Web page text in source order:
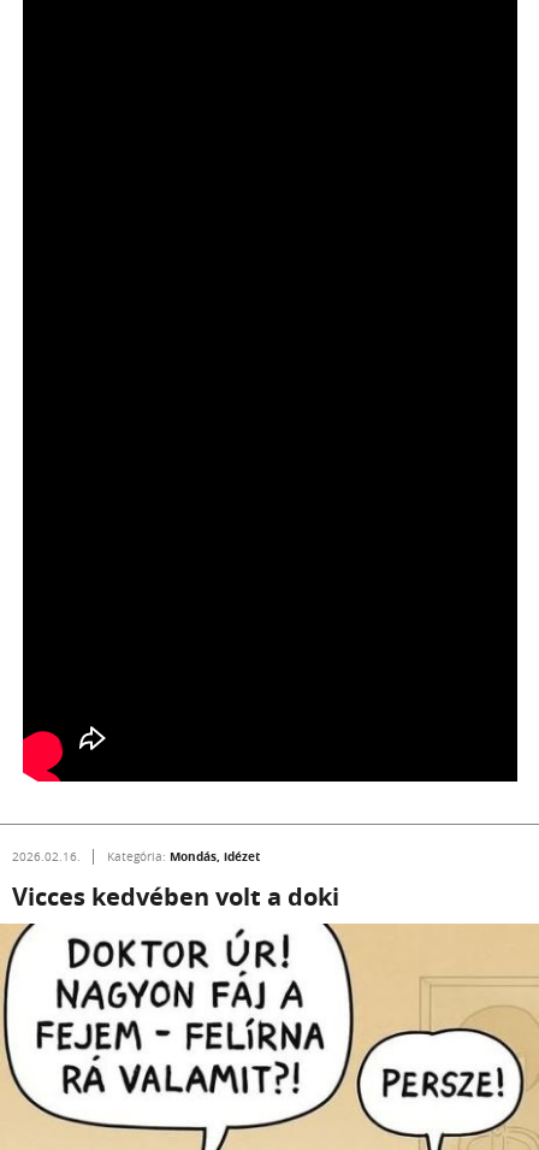
2026.02.16. Kategória: Mondás, idézet
Vicces kedvében volt a doki